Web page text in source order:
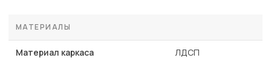
МАТЕРИАЛЫ
Материал каркаса ЛДСП